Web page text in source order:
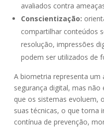
avaliados contra
Conscientização:
compartilhar conteúdos
resolução, impressões
podem ser utilizados de
A biometria representa um
segurança digital, mas não
que os sistemas evoluem,
suas técnicas, o que torna
contínua de prevenção,